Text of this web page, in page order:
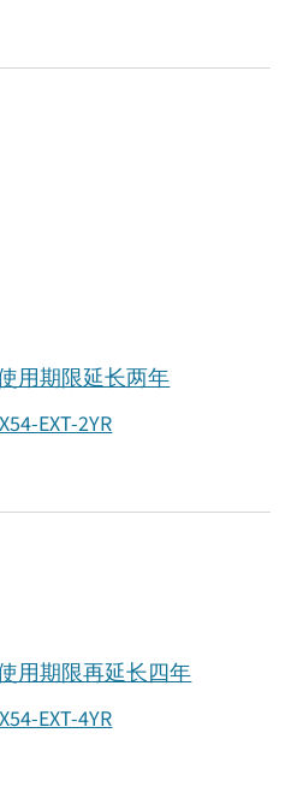
用期限延长两年
EXT-2YR
用期限再延长四年
EXT-4YR